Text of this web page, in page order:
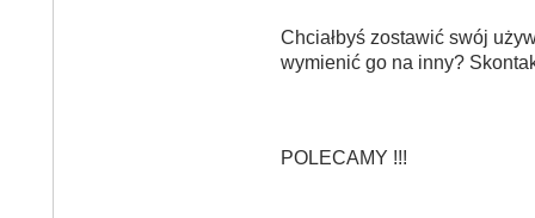
Chciałbyś zostawić swój
wymienić go na inny?
POLECAMY !!!